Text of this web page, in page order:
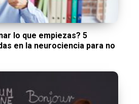
lo que empiezas? 5
en la neurociencia para no